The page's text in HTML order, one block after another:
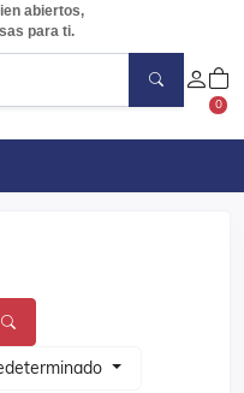
abiertos,
para ti.
0